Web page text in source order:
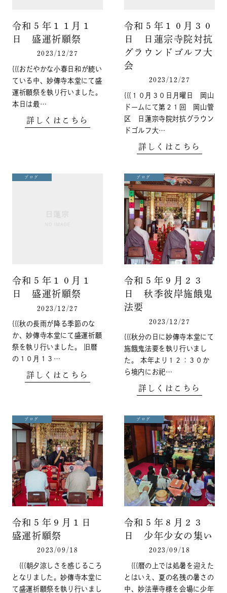
令和５年１１月１
日 盛運祈願祭
2023/12/27
{{{おだやかな小春日和が続い
ている中、妙傳寺本堂にて盛
運祈願祭を執り行いました。
本日は最…
詳しくはこちら
令和５年１０月３０
日 日蓮宗寺院対抗
グラウンドゴルフ大
会
2023/12/27
{{{１０月３０日月曜日 岡山
ドームにて第２１回 岡山管
区 日蓮宗寺院対抗グラウン
ドゴルフ大…
詳しくはこちら
ブログ
令和５年１０月１
日 盛運祈願祭
2023/12/27
{{{秋の長雨が降る季節のな
か、妙傳寺本堂にて盛運祈願
祭を執り行いました。 旧暦
の１０月１３…
詳しくはこちら
ブログ
令和５年９月２３
日 秋季彼岸施餓鬼
法要
2023/12/27
{{{秋分の日に妙傳寺本堂にて
施餓鬼法要を執り行いまし
た。 本年より１２：３０か
ら境内にお祀…
詳しくはこちら
ブログ
令和５年９月１日
盛運祈願祭
2023/09/18
{{{朝夕涼しさを感じるころ
となりました。妙傳寺本堂に
て盛運祈願祭を執り行いまし
ブログ
令和５年８月２３
日 少年少女の集い
2023/09/18
{{{暦の上では処暑を迎えた
とはいえ、夏の名残の暑さの
中、妙法華寺様を会場に少年